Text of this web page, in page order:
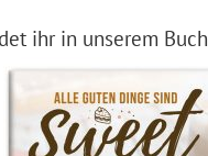
ihr in unserem Buch